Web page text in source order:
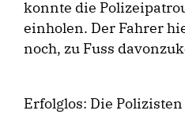
konnte die
einholen. Der Fahrer
noch, zu Fuss
Erfolglos: Die